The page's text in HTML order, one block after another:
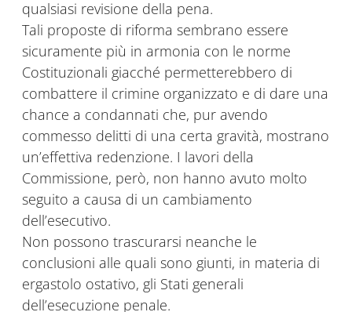
qualsiasi revisione della pena.
Tali proposte di riforma sembrano essere
sicuramente più in armonia con le norme
Costituzionali giacché permetterebbero di
combattere il crimine organizzato e di dare una
chance a condannati che, pur avendo
commesso delitti di una certa gravità, mostrano
un’effettiva redenzione. I lavori della
Commissione, però, non hanno avuto molto
seguito a causa di un cambiamento
dell’esecutivo.
Non possono trascurarsi neanche le
conclusioni alle quali sono giunti, in materia di
ergastolo ostativo, gli Stati generali
dell’esecuzione penale.